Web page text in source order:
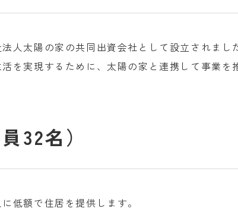
人太陽の家の共同出資会社として設立されまし
を実現するために、太陽の家と連携して事業を
32名）
低額で住居を提供します。